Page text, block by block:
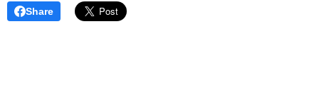
Share